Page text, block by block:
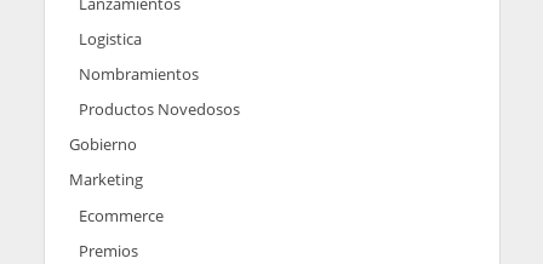
Logistica
Nombramientos
Productos Novedosos
Gobierno
Marketing
Ecommerce
Premios